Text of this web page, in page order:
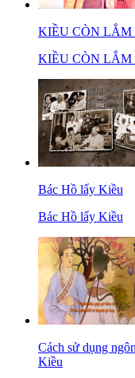
KIỀU CÒN
KIỀU CÒN
Bác Hồ lẩy Kiều
Bác Hồ lẩy Kiều
Cách sử dụng
Kiều